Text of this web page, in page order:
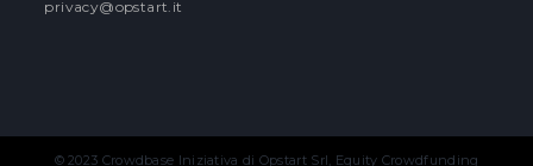
privacy@opstart.it
© 2023 Crowdbase Iniziativa di Opstart Srl, Equity Crowdfunding